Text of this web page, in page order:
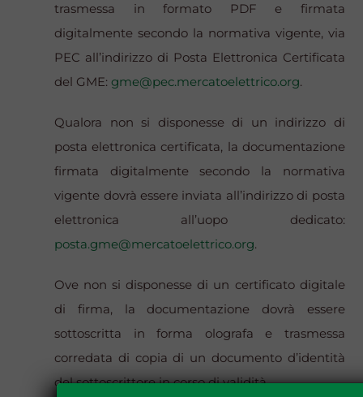
trasmessa in formato PDF e firmata
digitalmente secondo la normativa vigente, via
PEC all’indirizzo di Posta Elettronica Certificata
del GME:gme@pec.mercatoelettrico.org.
Qualora non si disponesse di un indirizzo di
posta elettronica certificata, la documentazione
firmata digitalmente secondo la normativa
vigente dovrà essere inviata all’indirizzo di posta
elettronica all’uopo dedicato:
posta.gme@mercatoelettrico.org.
Ove non si disponesse di un certificato digitale
di firma, la documentazione dovrà essere
sottoscritta in forma olografa e trasmessa
corredata di copia di un documento d’identità
del sottoscrittore in corso di validità.